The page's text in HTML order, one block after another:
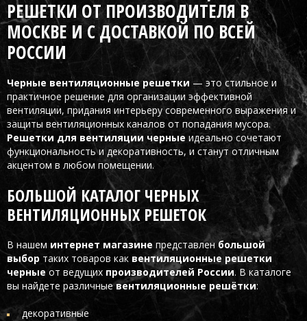
РЕШЕТКИ ОТ ПРОИЗВОДИТЕЛЯ В
МОСКВЕ И С ДОСТАВКОЙ ПО ВСЕЙ
РОССИИ
Черные вентиляционные решетки — это стильное и
практичное решение для организации эффективной
вентиляции, придания интерьеру современного выражения и
защиты вентиляционных каналов от попадания мусора.
Решетки для вентиляции черные идеально сочетают
функциональность и декоративность, и станут отличным
акцентом в любом помещении.
БОЛЬШОЙ КАТАЛОГ ЧЕРНЫХ
ВЕНТИЛЯЦИОННЫХ РЕШЕТОК
В нашем интернет магазине представленбольшой
выбор таких товаров как вентиляционные решетки
черные от ведущих производителей России. В каталоге
вы найдете различныевентиляционные решётки:
декоративные